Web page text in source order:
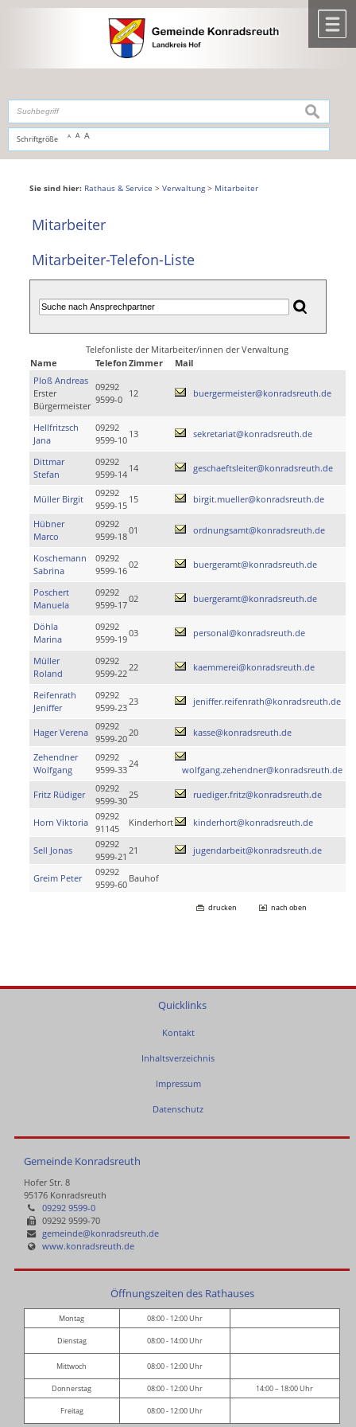
,zur Navigationoderzur Startseitespringen.
Schriftgröße A A A
suchen
Sie sind hier: Rathaus & Service > Verwaltung> Mitarbeiter
Mitarbeiter
Mitarbeiter-Telefon-Liste
Telefonliste der Mitarbeiter/innen der Verwaltung
Name
TelefonZimmer
Mail
Ploß Andreas
Erster
Bürgermeister
09292
9599-0
12 buergermeister@konradsreuth.de
Hellfritzsch
Jana
09292
9599-10
13 sekretariat@konradsreuth.de
Dittmar
Stefan
09292
9599-14
14 geschaeftsleiter@konradsreuth.de
Müller Birgit
09292
9599-15
15 birgit.mueller@konradsreuth.de
Hübner
Marco
09292
9599-18
01 ordnungsamt@konradsreuth.de
Koschemann
Sabrina
09292
9599-16
02 buergeramt@konradsreuth.de
Poschert
Manuela
09292
9599-17
02 buergeramt@konradsreuth.de
Döhla
Marina
09292
9599-19
03 personal@konradsreuth.de
Müller
Roland
09292
9599-22
22 kaemmerei@konradsreuth.de
Reifenrath
Jeniffer
09292
9599-23
23 jeniffer.reifenrath@konradsreuth.de
Hager Verena
09292
9599-20
20 kasse@konradsreuth.de
Zehendner
Wolfgang
09292
9599-33
24
wolfgang.zehendner@konradsreuth.de
Fritz Rüdiger
09292
9599-30
25 ruediger.fritz@konradsreuth.de
Horn Viktoria
09292
91145
Kinderhort kinderhort@konradsreuth.de
Sell Jonas
09292
9599-21
21 jugendarbeit@konradsreuth.de
Greim Peter
09292
9599-60
Bauhof
drucken nach oben
Quicklinks
Kontakt
Inhaltsverzeichnis
Impressum
Datenschutz
Gemeinde Konradsreuth
Hofer Str. 8
95176 Konradsreuth
09292 9599-0
09292 9599-70
gemeinde@konradsreuth.de
www.konradsreuth.de
Öffnungszeiten des Rathauses
Montag 08:00 - 12:00 Uhr
Dienstag 08:00 - 14:00 Uhr
Mittwoch 08:00 - 12:00 Uhr
Donnerstag 08:00 - 12:00 Uhr 14:00 – 18:00 Uhr
Freitag 08:00 - 12:00 Uhr